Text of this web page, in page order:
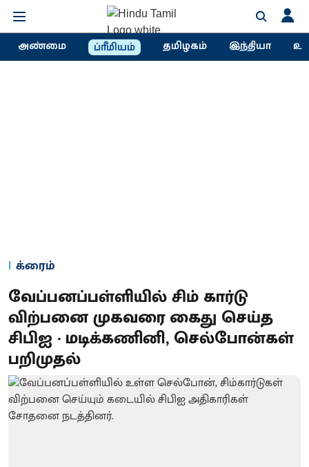
அண்மை ப்ரீமியம் தமிழகம் இந்தியா
க்ரைம்
வேப்பனப்பள்ளியில் சிம் கார்டு
விற்பனை முகவரை கைது செய்த
சிபிஐ - மடிக்கணினி, செல்போன்கள்
பறிமுதல்